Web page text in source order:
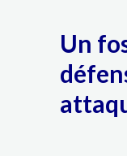
Un